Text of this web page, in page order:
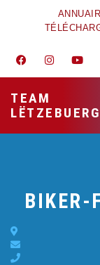
TEAM
LËTZEBUERG
BIKER-